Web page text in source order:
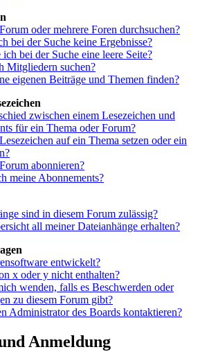
oder mehrere Foren durchsuchen?
bei der Suche keine Ergebnisse?
bei der Suche eine leere Seite?
Mitgliedern suchen?
eigenen Beiträge und Themen finden?
zwischen einem Lesezeichen und
für ein Thema oder Forum?
auf ein Thema setzen oder ein
abonnieren?
meine Abonnements?
sind in diesem Forum zulässig?
all meiner Dateianhänge erhalten?
entwickelt?
x oder y nicht enthalten?
wenden, falls es Beschwerden oder
zu diesem Forum gibt?
Administrator des Boards kontaktieren?
Anmeldung